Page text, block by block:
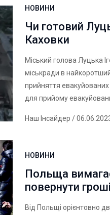
НОВИНИ
Чи готовий
Каховки
Міський голова Луцька
міськради в
прийняття евакуйованих
для прийому
Наш Інсайдер /
НОВИНИ
Польща
повернути
Від Польщі орієнтовно